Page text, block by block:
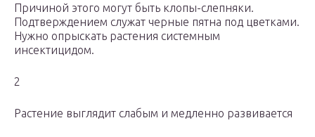
Причиной этого могут быть клопы-слепняки.
Подтверждением служат черные пятна под цветками.
Нужно опрыскать растения системным
инсектицидом.
2
Растение выглядит слабым и медленно развивается